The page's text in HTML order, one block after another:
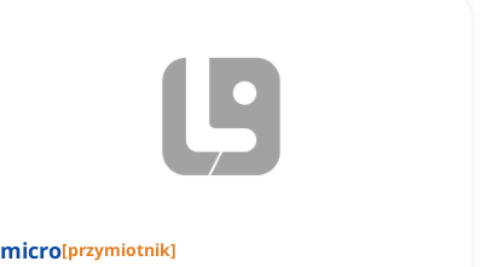
micro[przymiotnik]